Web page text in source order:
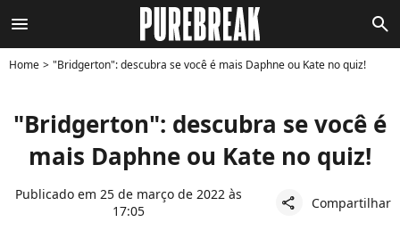
menu search
Home "Bridgerton": descubra se você é mais Daphne ou Kate no quiz!
"Bridgerton": descubra se você é
mais Daphne ou Kate no quiz!
Publicado em 25 de março de 2022 às
17:05
share Compartilhar